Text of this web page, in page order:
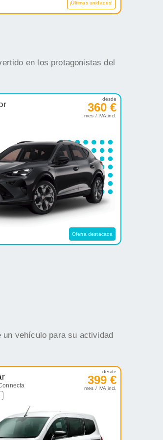
¡Últimas unidades!
en los protagonistas del
desde
360 €
mes / IVA incl.
Oferta destacada
un vehículo para su actividad
desde
399 €
mes / IVA incl.